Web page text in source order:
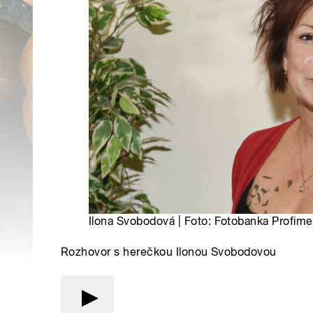
Ilona Svobodová | Foto: Fotobanka
Rozhovor s herečkou Ilonou Svobodovou